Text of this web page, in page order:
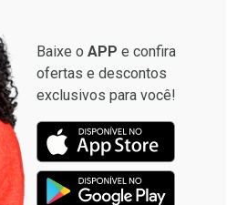
Baixe o APP e confira
ofertas e descontos
exclusivos para você!